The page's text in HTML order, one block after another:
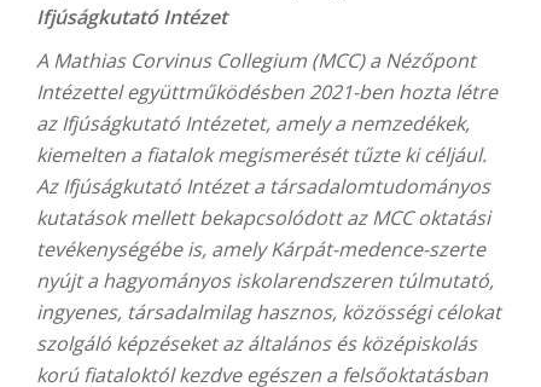
Ifjúságkutató Intézet
A Mathias Corvinus Collegium (MCC) a Nézőpont
Intézettel együttműködésben 2021-ben hozta létre
az Ifjúságkutató Intézetet, amely a nemzedékek,
kiemelten a fiatalok megismerését tűzte ki céljául.
Az Ifjúságkutató Intézet a társadalomtudományos
kutatások mellett bekapcsolódott az MCC oktatási
tevékenységébe is, amely Kárpát-medence-szerte
nyújt a hagyományos iskolarendszeren túlmutató,
ingyenes, társadalmilag hasznos, közösségi célokat
szolgáló képzéseket az általános és középiskolás
korú fiataloktól kezdve egészen a felsőoktatásban